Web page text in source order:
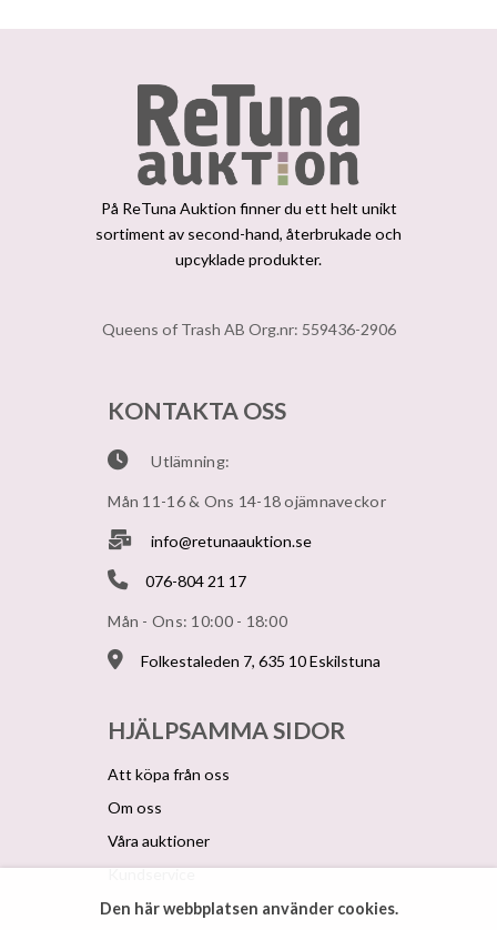
På ReTuna Auktion finner du ett helt unikt
sortiment av second-hand, återbrukade och
upcyklade produkter.
Queens of Trash AB Org.nr: 559436-2906
KONTAKTA OSS
Utlämning:
Mån 11-16 & Ons 14-18 ojämnaveckor
info@retunaauktion.se
076-804 21 17
Mån - Ons: 10:00 - 18:00
Folkestaleden 7, 635 10 Eskilstuna
HJÄLPSAMMA SIDOR
Att köpa från oss
Om oss
Våra auktioner
Kundservice
Den här webbplatsen använder cookies.